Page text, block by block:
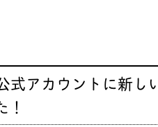
式アカウントに新し